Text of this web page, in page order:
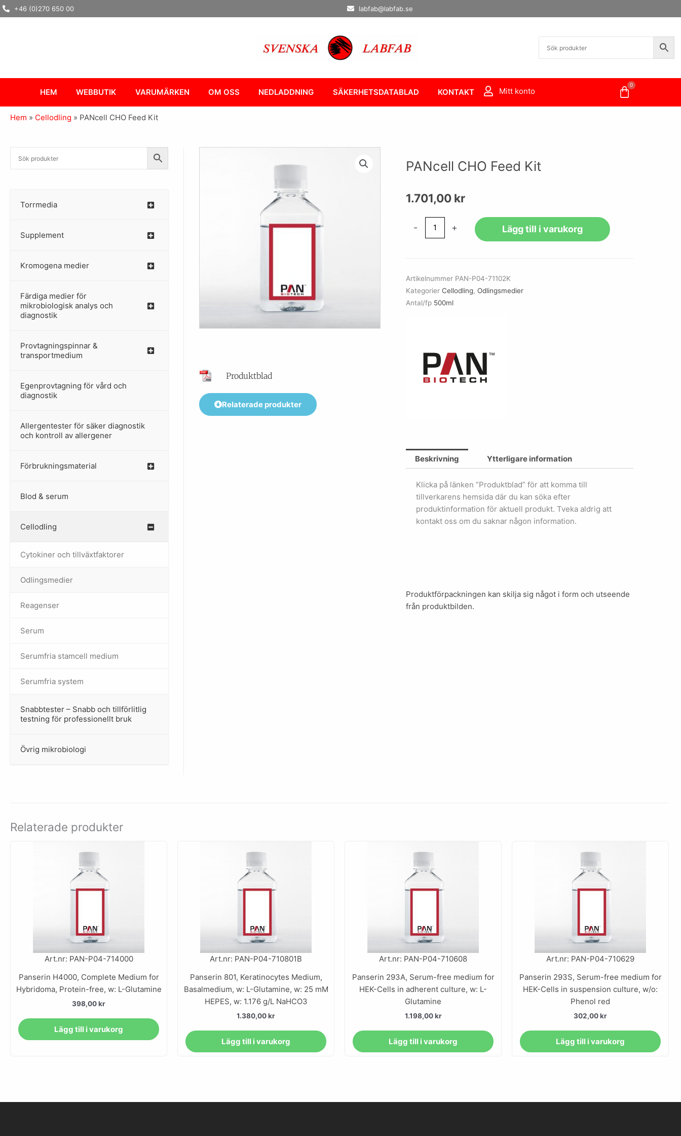
Hoppa
till
+46 (0)270 650 00 labfab@labfab.se
HEM WEBBUTIK VARUMÄRKEN OM OSS NEDLADDNING SÄKERHETSDATABLAD KONTAKT Mitt konto
0
Varukorg
Hem » Cellodling » PANcell CHO Feed Kit
Torrmedia
–
Supplement
–
Kromogena medier
–
Färdiga medier för
mikrobiologisk analys och
diagnostik
Provtagningspinnar &
transportmedium
–
Egenprovtagning för vård och
diagnostik
–
Allergentester för säker diagnostik
och kontroll av allergener
–
Förbrukningsmaterial
Blod & serum
Cellodling
–
Cytokiner och tillväxtfaktorer
Odlingsmedier
Reagenser
Serum
Serumfria stamcell medium
Serumfria system
Snabbtester – Snabb och tillförlitlig
testning för professionellt bruk
–
Övrig mikrobiologi
–
Produktblad
Relaterade produkter
PANcell CHO Feed Kit
1.701,00 kr
- + Lägg till i varukorg
Artikelnummer PAN-P04-71102K
Kategorier Cellodling, Odlingsmedier
Antal/fp 500ml
Beskrivning Ytterligare information
Klicka på länken ”Produktblad” för att komma till
tillverkarens hemsida där du kan söka efter
produktinformation för aktuell produkt. Tveka aldrig att
kontakt oss om du saknar någon information.
Produktförpackningen kan skilja sig något i form och utseende
från produktbilden.
Relaterade produkter
Art.nr: PAN-P04-714000
Panserin H4000, Complete Medium for
Hybridoma, Protein-free, w: L-Glutamine
398,00kr
Lägg till i varukorg
Art.nr: PAN-P04-710801B
Panserin 801, Keratinocytes Medium,
Basalmedium, w: L-Glutamine, w: 25 mM
HEPES, w: 1.176 g/L NaHCO3
1.380,00kr
Lägg till i varukorg
Art.nr: PAN-P04-710608
Panserin 293A, Serum-free medium for
HEK-Cells in adherent culture, w: L-
Glutamine
1.198,00kr
Lägg till i varukorg
Art.nr: PAN-P04-710629
Panserin 293S, Serum-free medium for
HEK-Cells in suspension culture, w/o:
Phenol red
302,00kr
Lägg till i varukorg